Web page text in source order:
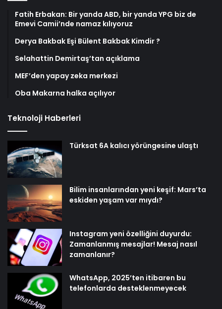
Fatih Erbakan: Bir yanda ABD, bir yanda YPG biz de
Emevi Camii’nde namaz kılıyoruz
Derya Bakbak Eşi Bülent Bakbak Kimdir ?
Selahattin Demirtaş’tan açıklama
MEF’den yapay zeka merkezi
Oba Makarna halka açılıyor
Teknoloji Haberleri
Türksat 6A kalıcı yörüngesine ulaştı
Bilim insanlarından yeni keşif: Mars’ta
eskiden yaşam var mıydı?
Instagram yeni özelliğini duyurdu:
Zamanlanmış mesajlar! Mesaj nasıl
zamanlanır?
WhatsApp, 2025’ten itibaren bu
telefonlarda desteklenmeyecek